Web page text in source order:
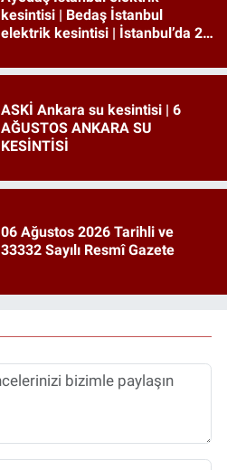
kesintisi | Bedaş İstanbul
elektrik kesintisi | İstanbul’da 21
ASKİ Ankara su kesintisi | 6
AĞUSTOS ANKARA SU
KESİNTİSİ
06 Ağustos 2026 Tarihli ve
33332 Sayılı Resmî Gazete